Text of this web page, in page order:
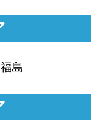
福島